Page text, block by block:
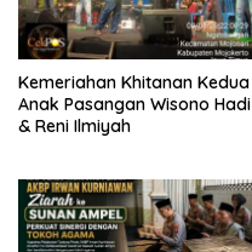
Kemeriahan Khitanan Kedua
Anak Pasangan Wisono Hadi
& Reni Ilmiyah